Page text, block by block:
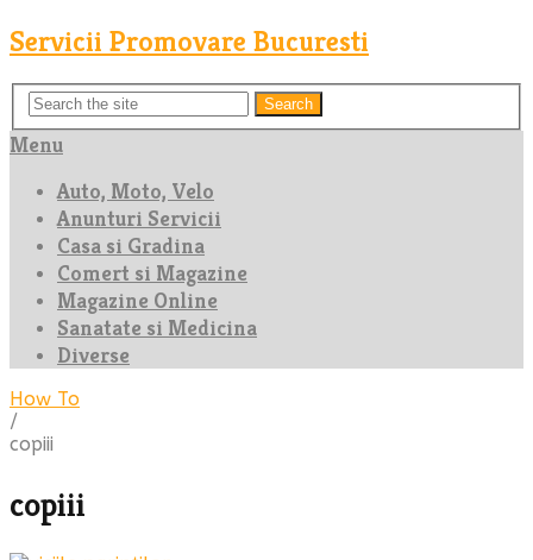
Servicii Promovare Bucuresti
Search
Menu
Auto, Moto, Velo
Anunturi Servicii
Casa si Gradina
Comert si Magazine
Magazine Online
Sanatate si Medicina
Diverse
How To
/
copiii
copiii